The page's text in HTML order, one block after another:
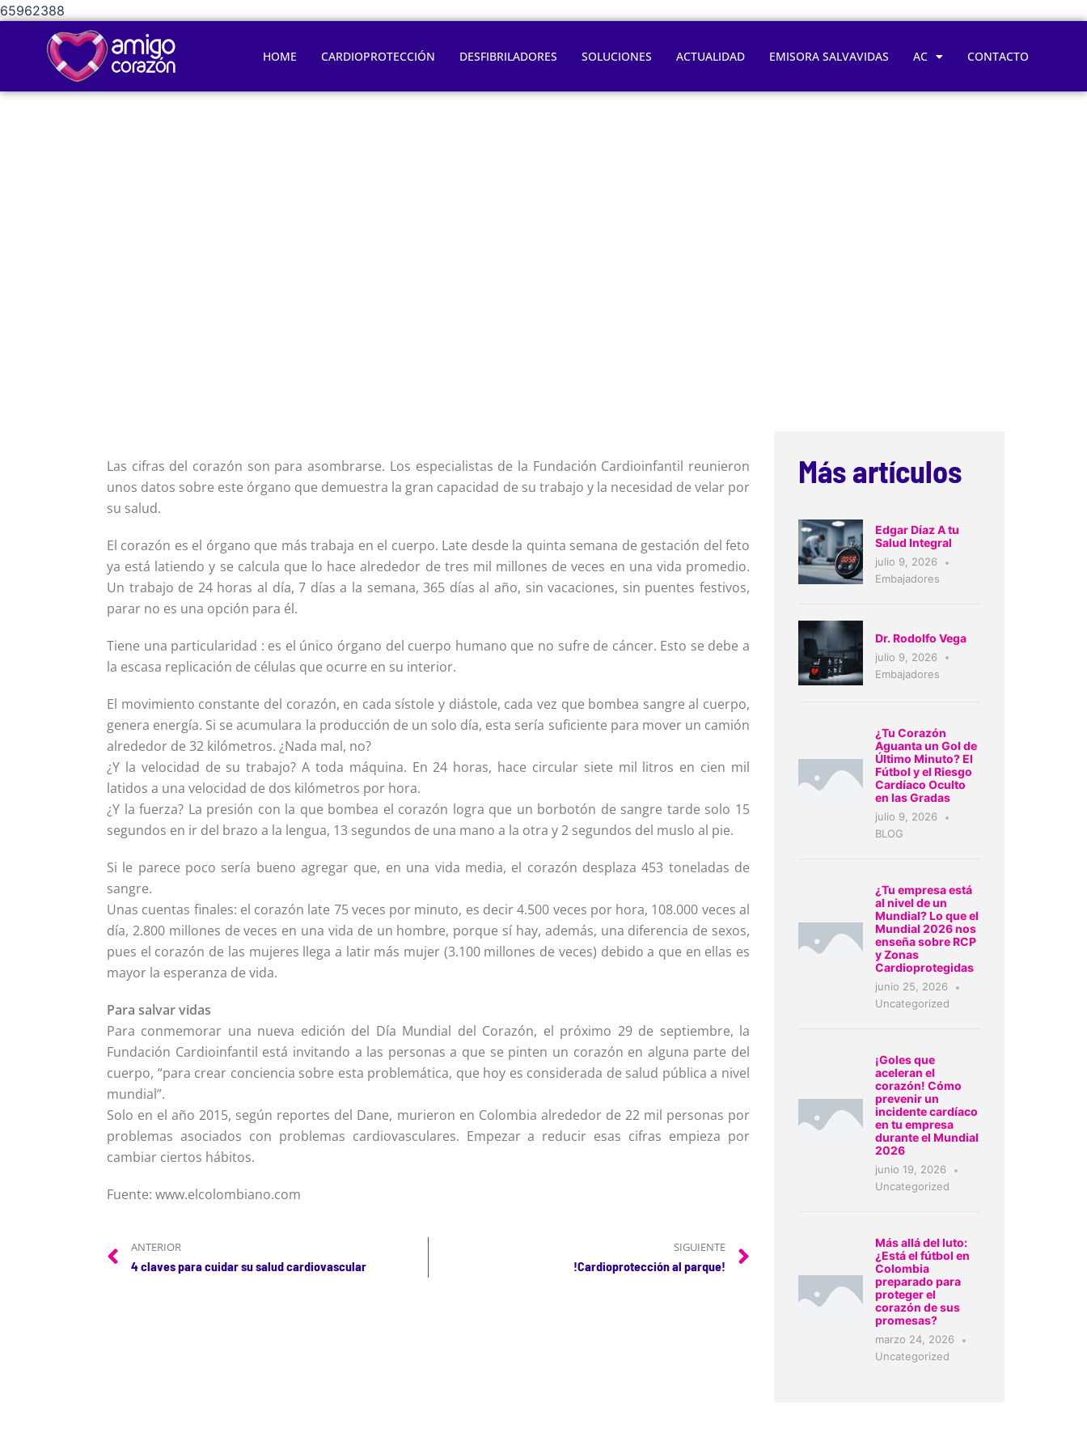
65962388
HOME CARDIOPROTECCIÓN DESFIBRILADORES SOLUCIONES ACTUALIDAD EMISORA SALVAVIDAS AC CONTACTO
Las cifras del corazón son para asombrarse. Los especialistas de la Fundación Cardioinfantil reunieron
unos datos sobre este órgano que demuestra la gran capacidad de su trabajo y la necesidad de velar por
su salud.
El corazón es el órgano que más trabaja en el cuerpo. Late desde la quinta semana de gestación del feto
ya está latiendo y se calcula que lo hace alrededor de tres mil millones de veces en una vida promedio.
Un trabajo de 24 horas al día, 7 días a la semana, 365 días al año, sin vacaciones, sin puentes festivos,
parar no es una opción para él.
Tiene una particularidad : es el único órgano del cuerpo humano que no sufre de cáncer. Esto se debe a
la escasa replicación de células que ocurre en su interior.
El movimiento constante del corazón, en cada sístole y diástole, cada vez que bombea sangre al cuerpo,
genera energía. Si se acumulara la producción de un solo día, esta sería suficiente para mover un camión
alrededor de 32 kilómetros. ¿Nada mal, no?
¿Y la velocidad de su trabajo? A toda máquina. En 24 horas, hace circular siete mil litros en cien mil
latidos a una velocidad de dos kilómetros por hora.
¿Y la fuerza? La presión con la que bombea el corazón logra que un borbotón de sangre tarde solo 15
segundos en ir del brazo a la lengua, 13 segundos de una mano a la otra y 2 segundos del muslo al pie.
Si le parece poco sería bueno agregar que, en una vida media, el corazón desplaza 453 toneladas de
sangre.
Unas cuentas finales: el corazón late 75 veces por minuto, es decir 4.500 veces por hora, 108.000 veces al
día, 2.800 millones de veces en una vida de un hombre, porque sí hay, además, una diferencia de sexos,
pues el corazón de las mujeres llega a latir más mujer (3.100 millones de veces) debido a que en ellas es
mayor la esperanza de vida.
Para salvar vidas
Para conmemorar una nueva edición del Día Mundial del Corazón, el próximo 29 de septiembre, la
Fundación Cardioinfantil está invitando a las personas a que se pinten un corazón en alguna parte del
cuerpo, “para crear conciencia sobre esta problemática, que hoy es considerada de salud pública a nivel
mundial”.
Solo en el año 2015, según reportes del Dane, murieron en Colombia alrededor de 22 mil personas por
problemas asociados con problemas cardiovasculares. Empezar a reducir esas cifras empieza por
cambiar ciertos hábitos.
Fuente: www.elcolombiano.com
ANTERIOR
4 claves para cuidar su salud cardiovascular
SIGUIENTE
!Cardioprotección al parque!
Más artículos
Edgar Díaz A tu
Salud Integral
julio 9, 2026
Embajadores
Dr. Rodolfo Vega
julio 9, 2026
Embajadores
¿Tu Corazón
Aguanta un Gol de
Último Minuto? El
Fútbol y el Riesgo
Cardíaco Oculto
en las Gradas
julio 9, 2026
BLOG
¿Tu empresa está
al nivel de un
Mundial? Lo que el
Mundial 2026 nos
enseña sobre RCP
y Zonas
Cardioprotegidas
junio 25, 2026
Uncategorized
¡Goles que
aceleran el
corazón! Cómo
prevenir un
incidente cardíaco
en tu empresa
durante el Mundial
2026
junio 19, 2026
Uncategorized
Más allá del luto:
¿Está el fútbol en
Colombia
preparado para
proteger el
corazón de sus
promesas?
marzo 24, 2026
Uncategorized